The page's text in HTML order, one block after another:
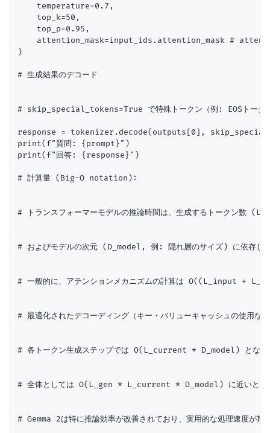
    temperature=0.7,
    top_k=50,
    top_p=0.95,
attention_mask=input_ids.attention_mask #
)
# 生成結果のデコード
# skip_special_tokens=True で特殊トークン（例: EOSトーク
response = tokenizer.decode(outputs[0],
print(f"質問: {prompt}")
print(f"回答: {response}")
# 計算量 (Big-O notation):
# トランスフォーマーモデルの推論時間は、生成するトークン数
# およびモデルの次元 (D_model, 例: 隠れ層のサイズ) に依存し
# 一般的に、アテンションメカニズムの計算は O((L_input +
# 最適化されたデコーディング（キー・バリューキャッシュの使用な
# 各トークン生成ステップでは O(L_current * D_model) となり
# 全体としては O(L_gen * L_current * D_model) に近いとさ
# Gemma 2は特に推論効率が改善されており、実用的な処理速度が期